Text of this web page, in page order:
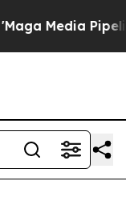
Pipeline'